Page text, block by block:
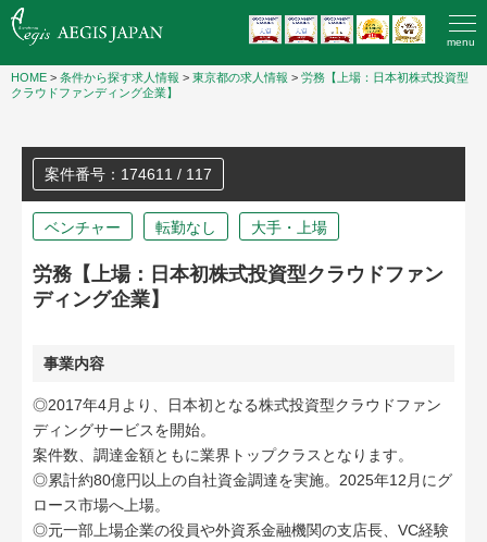
menu
HOME > 条件から探す求人情報 > 東京都の求人情報 > 労務【上場：日本初株式投資型
クラウドファンディング企業】
案件番号：174611 / 117
ベンチャー 転勤なし 大手・上場
労務【上場：日本初株式投資型クラウドファン
ディング企業】
事業内容
◎2017年4月より、日本初となる株式投資型クラウドファン
ディングサービスを開始。
案件数、調達金額ともに業界トップクラスとなります。
◎累計約80億円以上の自社資金調達を実施。2025年12月にグ
ロース市場へ上場。
◎元一部上場企業の役員や外資系金融機関の支店長、VC経験